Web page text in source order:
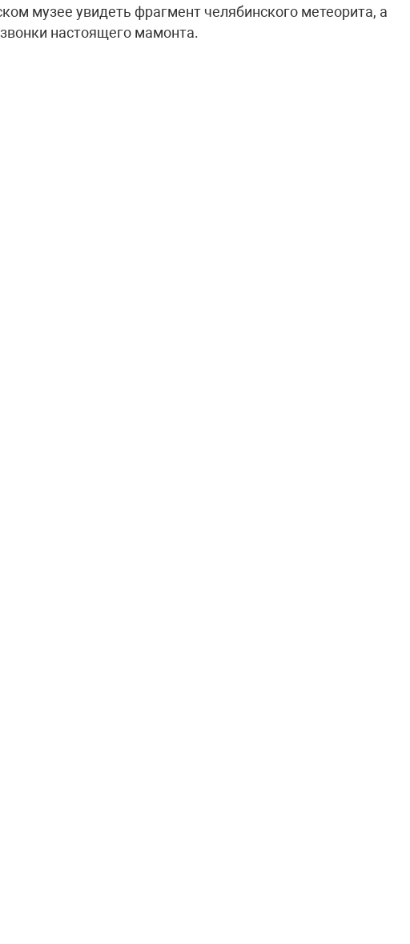
музее увидеть фрагмент челябинского метеорита, а
настоящего мамонта.